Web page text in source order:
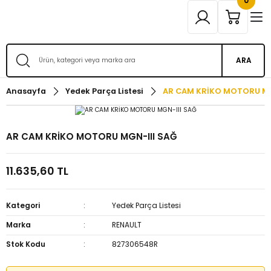
ARA
Anasayfa Yedek Parça Listesi AR CAM KRİKO MOTORU
AR CAM KRİKO MOTORU MGN-III SAĞ
11.635,60 TL
Kategori
Yedek Parça Listesi
Marka
RENAULT
Stok Kodu
827306548R